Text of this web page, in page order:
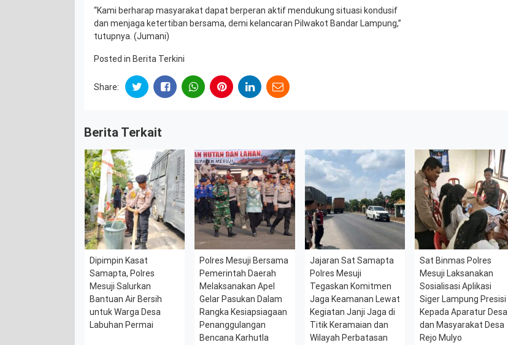
“Kami berharap masyarakat dapat berperan aktif mendukung situasi kondusif
dan menjaga ketertiban bersama, demi kelancaran Pilwakot Bandar Lampung,”
tutupnya. (Jumani)
Posted in Berita Terkini
Share:
Berita Terkait
Dipimpin Kasat
Samapta, Polres
Mesuji Salurkan
Bantuan Air Bersih
untuk Warga Desa
Labuhan Permai
Polres Mesuji Bersama
Pemerintah Daerah
Melaksanakan Apel
Gelar Pasukan Dalam
Rangka Kesiapsiagaan
Penanggulangan
Bencana Karhutla
Jajaran Sat Samapta
Polres Mesuji
Tegaskan Komitmen
Jaga Keamanan Lewat
Kegiatan Janji Jaga di
Titik Keramaian dan
Wilayah Perbatasan
Sat Binmas Polres
Mesuji Laksanakan
Sosialisasi Aplikasi
Siger Lampung Presisi
Kepada Aparatur Desa
dan Masyarakat Desa
Rejo Mulyo